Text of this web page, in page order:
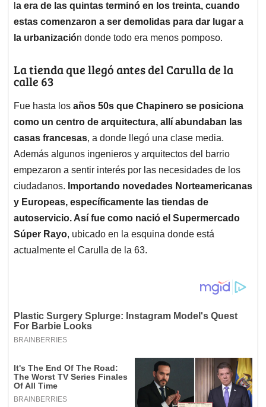
a era de las quintas terminó en los treinta, cuando
estas comenzaron a ser demolidas para dar lugar a
la urbanización donde todo era menos pomposo.
La tienda que llegó antes del Carulla de la
calle 63
Fue hasta los años 50s que Chapinero se posiciona
como un centro de arquitectura, allí abundaban las
casas francesas, a donde llegó una clase media.
Además algunos ingenieros y arquitectos del barrio
empezaron a sentir interés por las necesidades de los
ciudadanos. Importando novedades Norteamericanas
y Europeas, específicamente las tiendas de
autoservicio. Así fue como nació el Supermercado
Súper Rayo, ubicado en la esquina donde está
actualmente el Carulla de la 63.